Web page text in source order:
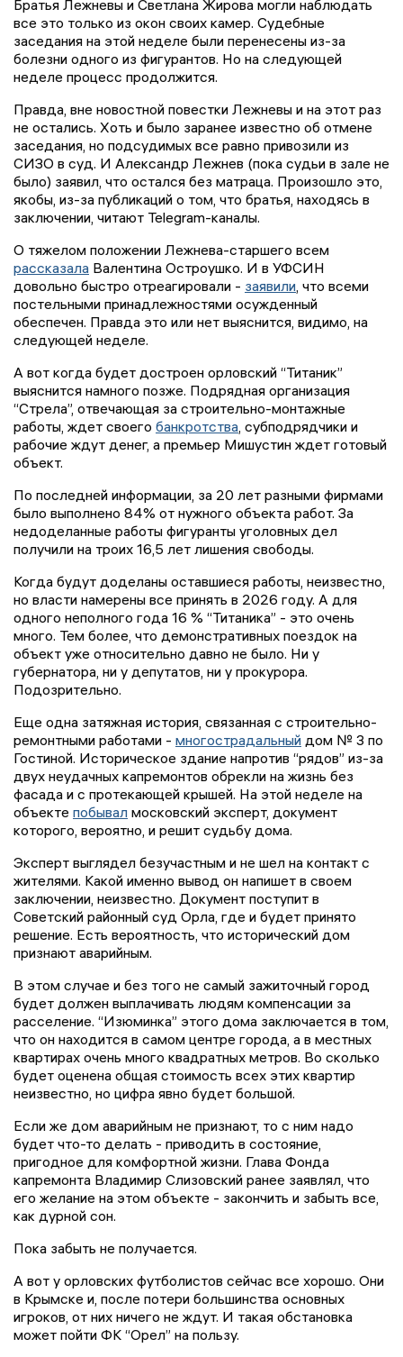
Братья Лежневы и Светлана Жирова могли наблюдать
все это только из окон своих камер. Судебные
заседания на этой неделе были перенесены из-за
болезни одного из фигурантов. Но на следующей
неделе процесс продолжится.
Правда, вне новостной повестки Лежневы и на этот раз
не остались. Хоть и было заранее известно об отмене
заседания, но подсудимых все равно привозили из
СИЗО в суд. И Александр Лежнев (пока судьи в зале не
было) заявил, что остался без матраца. Произошло это,
якобы, из-за публикаций о том, что братья, находясь в
заключении, читают Telegram-каналы.
О тяжелом положении Лежнева-старшего всем
рассказала Валентина Остроушко. И в УФСИН
довольно быстро отреагировали - заявили, что всеми
постельными принадлежностями осужденный
обеспечен. Правда это или нет выяснится, видимо, на
следующей неделе.
А вот когда будет достроен орловский “Титаник”
выяснится намного позже. Подрядная организация
“Стрела”, отвечающая за строительно-монтажные
работы, ждет своего банкротства, субподрядчики и
рабочие ждут денег, а премьер Мишустин ждет готовый
объект.
По последней информации, за 20 лет разными фирмами
было выполнено 84% от нужного объекта работ. За
недоделанные работы фигуранты уголовных дел
получили на троих 16,5 лет лишения свободы.
Когда будут доделаны оставшиеся работы, неизвестно,
но власти намерены все принять в 2026 году. А для
одного неполного года 16 % “Титаника” - это очень
много. Тем более, что демонстративных поездок на
объект уже относительно давно не было. Ни у
губернатора, ни у депутатов, ни у прокурора.
Подозрительно.
Еще одна затяжная история, связанная с строительно-
ремонтными работами - многострадальный дом № 3 по
Гостиной. Историческое здание напротив “рядов” из-за
двух неудачных капремонтов обрекли на жизнь без
фасада и с протекающей крышей. На этой неделе на
объекте побывал московский эксперт, документ
которого, вероятно, и решит судьбу дома.
Эксперт выглядел безучастным и не шел на контакт с
жителями. Какой именно вывод он напишет в своем
заключении, неизвестно. Документ поступит в
Советский районный суд Орла, где и будет принято
решение. Есть вероятность, что исторический дом
признают аварийным.
В этом случае и без того не самый зажиточный город
будет должен выплачивать людям компенсации за
расселение. “Изюминка” этого дома заключается в том,
что он находится в самом центре города, а в местных
квартирах очень много квадратных метров. Во сколько
будет оценена общая стоимость всех этих квартир
неизвестно, но цифра явно будет большой.
Если же дом аварийным не признают, то с ним надо
будет что-то делать - приводить в состояние,
пригодное для комфортной жизни. Глава Фонда
капремонта Владимир Слизовский ранее заявлял, что
его желание на этом объекте - закончить и забыть все,
как дурной сон.
Пока забыть не получается.
А вот у орловских футболистов сейчас все хорошо. Они
в Крымске и, после потери большинства основных
игроков, от них ничего не ждут. И такая обстановка
может пойти ФК “Орел” на пользу.